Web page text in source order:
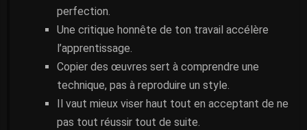
perfection.
Une critique honnête de ton travail accélère
l’apprentissage.
Copier des œuvres sert à comprendre une
technique, pas à reproduire un style.
Il vaut mieux viser haut tout en acceptant de ne
pas tout réussir tout de suite.